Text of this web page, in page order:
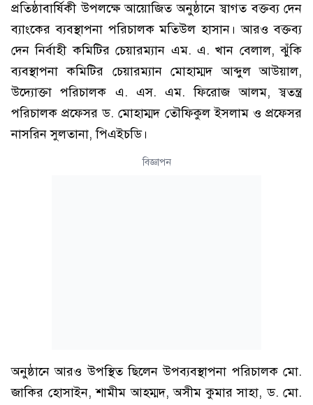
প্রতিষ্ঠাবার্ষিকী উপলক্ষে আয়োজিত অনুষ্ঠানে স্বাগত বক্তব্য দেন
ব্যাংকের ব্যবস্থাপনা পরিচালক মতিউল হাসান। আরও বক্তব্য
দেন নির্বাহী কমিটির চেয়ারম্যান এম. এ. খান বেলাল, ঝুঁকি
ব্যবস্থাপনা কমিটির চেয়ারম্যান মোহাম্মদ আব্দুল আউয়াল,
উদ্যোক্তা পরিচালক এ. এস. এম. ফিরোজ আলম, স্বতন্ত্র
পরিচালক প্রফেসর ড. মোহাম্মদ তৌফিকুল ইসলাম ও প্রফেসর
নাসরিন সুলতানা, পিএইচডি।
বিজ্ঞাপন
অনুষ্ঠানে আরও উপস্থিত ছিলেন উপব্যবস্থাপনা পরিচালক মো.
জাকির হোসাইন, শামীম আহম্মদ, অসীম কুমার সাহা, ড. মো.